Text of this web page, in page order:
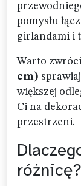
pomysłu
girlandami i
Warto
cm)
większej
Ci na
przestrzeni.
różnicę?